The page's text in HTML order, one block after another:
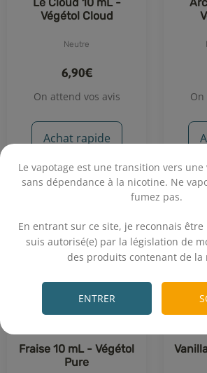
Le vapotage est une transition vers
sans dépendance à la nicotine. Ne
fumez pas.
En entrant sur ce site, je reconnais
suis autorisé(e) par la législation de
des produits contenant de la
ENTRER
Végétol Cloud
Neutre
6,90€
On attend vos avis
Achat rapide
On
Fraise 10 mL - Végétol
Pure